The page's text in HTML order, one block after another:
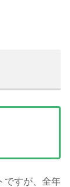
ですが、全年